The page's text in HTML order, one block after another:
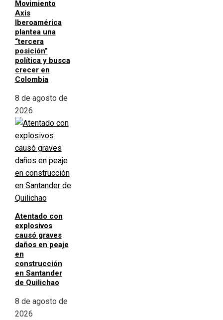
Movimiento
Axis
Iberoamérica
plantea una
“tercera
posición”
política y busca
crecer en
Colombia
8 de agosto de
2026
Atentado con
explosivos
causó graves
daños en peaje
en
construcción
en Santander
de Quilichao
8 de agosto de
2026